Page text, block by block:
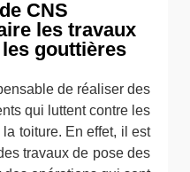
CNS
les travaux
gouttières
de réaliser des
qui luttent contre les
toiture. En effet, il est
travaux de pose des